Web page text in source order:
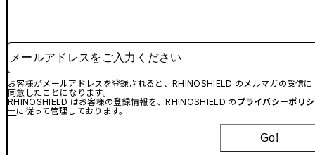
メールアドレスをご入力ください
お客様がメールアドレスを登録されると、RHINOSHIELD のメルマガの受信に
同意したことになります。
RHINOSHIELD はお客様の登録情報を、RHINOSHIELD の プライバシーポリシ
ーに従って管理しております。
Go!